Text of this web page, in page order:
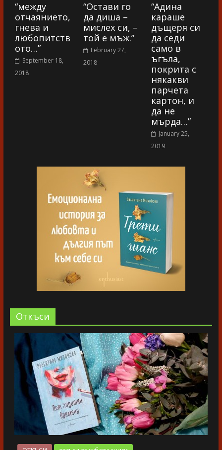
“между
отчаянието,
гнева и
любопитств
ото…”
September 18,
2018
“Остави го
да диша –
мислех си, –
той е мъж.”
February 27,
2018
“Адина
караше
дъщеря си
да седи
само в
ъгъла,
покрита с
някакви
парчета
картон, и
да не
мърда…”
January 25,
2019
Oткъси